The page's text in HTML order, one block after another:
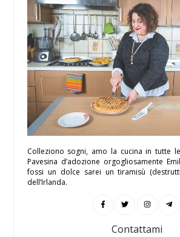
Colleziono sogni, amo la cucina in tutte
Pavesina d’adozione orgogliosamente
fossi un dolce sarei un tiramisù
dell’Irlanda.
Contattami